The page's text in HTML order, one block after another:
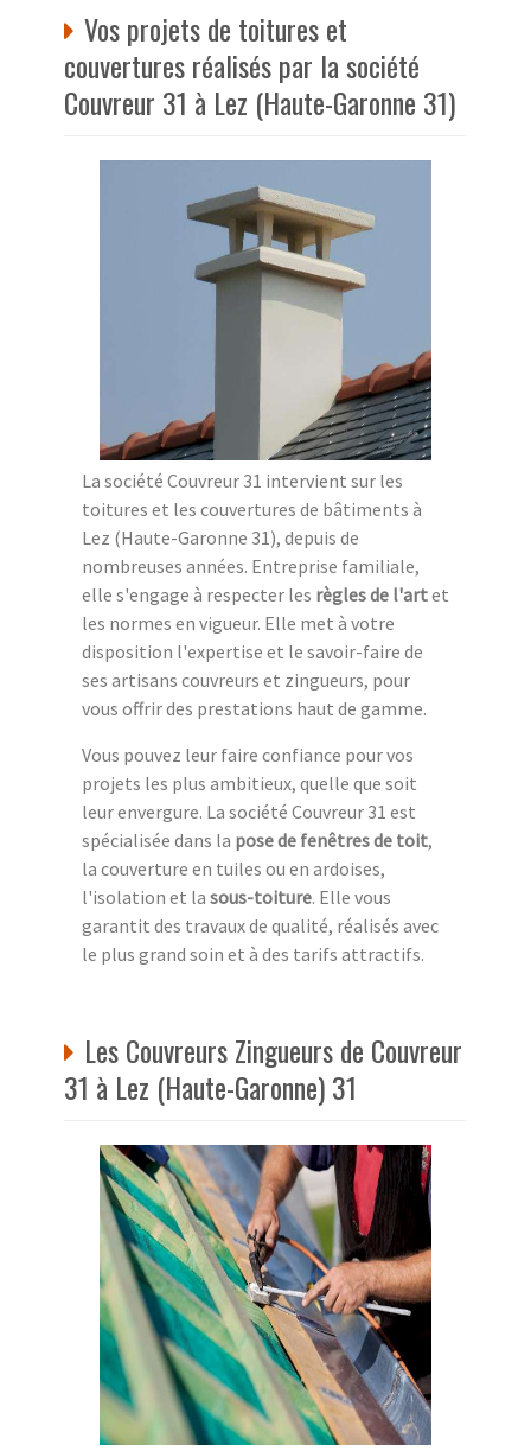
Vos projets de toitures et
couvertures réalisés par la société
Couvreur 31 à Lez (Haute-Garonne 31)
La société Couvreur 31 intervient sur les
toitures et les couvertures de bâtiments à
Lez (Haute-Garonne 31), depuis de
nombreuses années. Entreprise familiale,
elle s'engage à respecter les règles de l'artet
les normes en vigueur. Elle met à votre
disposition l'expertise et le savoir-faire de
ses artisans couvreurs et zingueurs, pour
vous offrir des prestations haut de gamme.
Vous pouvez leur faire confiance pour vos
projets les plus ambitieux, quelle que soit
leur envergure. La société Couvreur 31 est
spécialisée dans la pose de fenêtres de toit,
la couverture en tuiles ou en ardoises,
l'isolation et la sous-toiture. Elle vous
garantit des travaux de qualité, réalisés avec
le plus grand soin et à des tarifs attractifs.
Les Couvreurs Zingueurs de Couvreur
31 à Lez (Haute-Garonne) 31